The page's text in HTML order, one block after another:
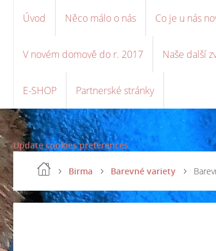
Úvod Něco málo o nás Co je u nás
V novém domově do r. 2017 Naše další
E-SHOP Partnerské stránky
Update cookies preferences
Birma Barevné variety